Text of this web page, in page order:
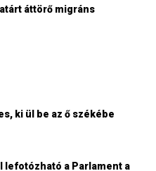
áttörő migráns
ki ül be az ő székébe
lefotózható a Parlament a